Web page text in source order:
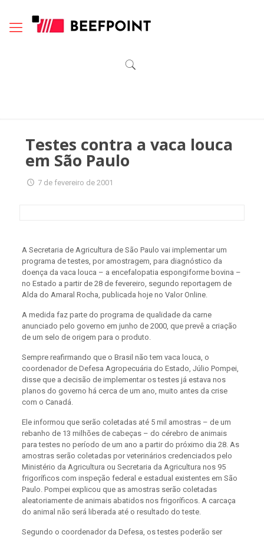
Testes contra a vaca louca
em São Paulo
7 de fevereiro de 2001
A Secretaria de Agricultura de São Paulo vai implementar um
programa de testes, por amostragem, para diagnóstico da
doença da vaca louca – a encefalopatia espongiforme bovina –
no Estado a partir de 28 de fevereiro, segundo reportagem de
Alda do Amaral Rocha, publicada hoje no Valor Online.
A medida faz parte do programa de qualidade da carne
anunciado pelo governo em junho de 2000, que prevê a criação
de um selo de origem para o produto.
Sempre reafirmando que o Brasil não tem vaca louca, o
coordenador de Defesa Agropecuária do Estado, Júlio Pompei,
disse que a decisão de implementar os testes já estava nos
planos do governo há cerca de um ano, muito antes da crise
com o Canadá.
Ele informou que serão coletadas até 5 mil amostras – de um
rebanho de 13 milhões de cabeças – do cérebro de animais
para testes no período de um ano a partir do próximo dia 28. As
amostras serão coletadas por veterinários credenciados pelo
Ministério da Agricultura ou Secretaria da Agricultura nos 95
frigoríficos com inspeção federal e estadual existentes em São
Paulo. Pompei explicou que as amostras serão coletadas
aleatoriamente de animais abatidos nos frigoríficos. A carcaça
do animal não será liberada até o resultado do teste.
Segundo o coordenador da Defesa, os testes poderão ser